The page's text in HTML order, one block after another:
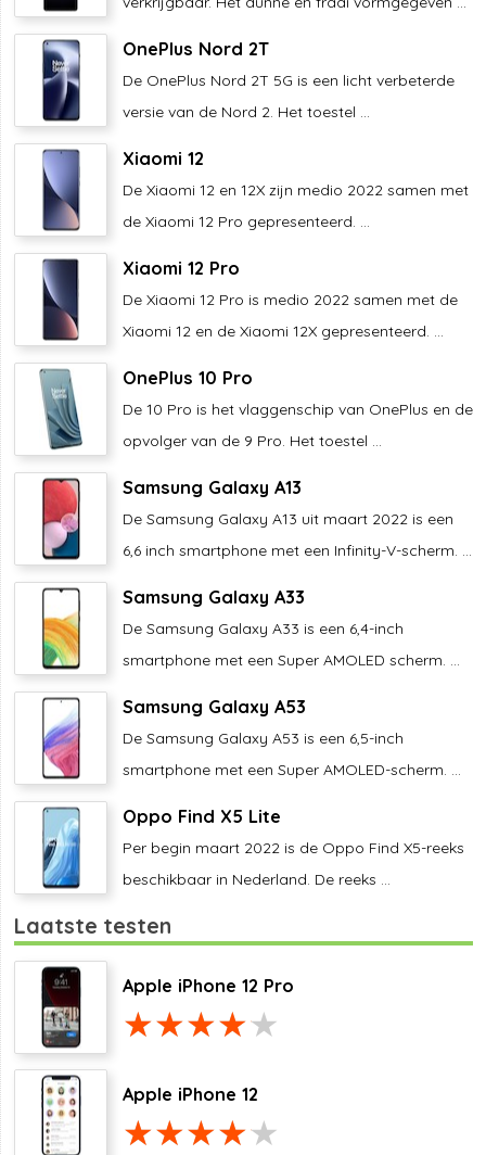
OnePlus Nord 2T
De OnePlus Nord 2T 5G is een licht verbeterde
versie van de Nord 2. Het toestel ...
Xiaomi 12
De Xiaomi 12 en 12X zijn medio 2022 samen met
de Xiaomi 12 Pro gepresenteerd. ...
Xiaomi 12 Pro
De Xiaomi 12 Pro is medio 2022 samen met de
Xiaomi 12 en de Xiaomi 12X gepresenteerd. ...
OnePlus 10 Pro
De 10 Pro is het vlaggenschip van OnePlus en de
opvolger van de 9 Pro. Het toestel ...
Samsung Galaxy A13
De Samsung Galaxy A13 uit maart 2022 is een
6,6 inch smartphone met een Infinity-V-scherm. ...
Samsung Galaxy A33
De Samsung Galaxy A33 is een 6,4-inch
smartphone met een Super AMOLED scherm. ...
Samsung Galaxy A53
De Samsung Galaxy A53 is een 6,5-inch
smartphone met een Super AMOLED-scherm. ...
Oppo Find X5 Lite
Per begin maart 2022 is de Oppo Find X5-reeks
beschikbaar in Nederland. De reeks ...
Laatste testen
Apple iPhone 12 Pro
Apple iPhone 12